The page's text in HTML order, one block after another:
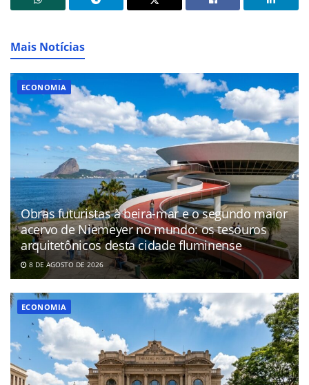
Mais Notícias
ECONOMIA
Obras futuristas à beira-mar e o segundo maior
acervo de Niemeyer no mundo: os tesouros
arquitetônicos desta cidade fluminense
8 DE AGOSTO DE 2026
ECONOMIA